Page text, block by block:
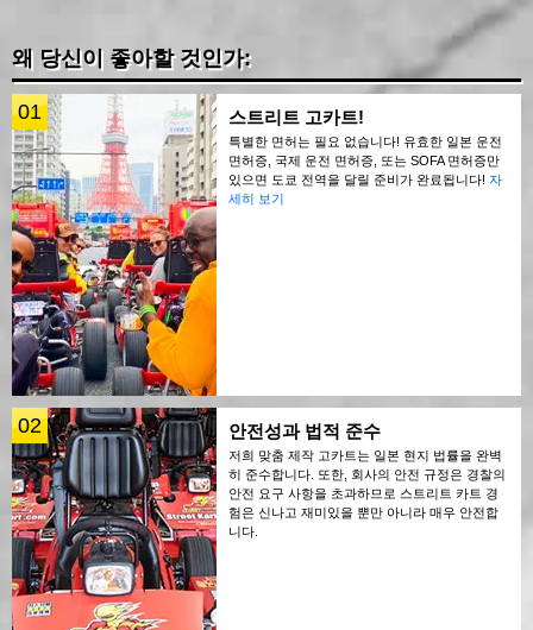
왜 당신이 좋아할 것인가:
01 스트리트 고카트!
특별한 면허는 필요 없습니다! 유효한 일본 운전
면허증, 국제 운전 면허증, 또는 SOFA 면허증만
있으면 도쿄 전역을 달릴 준비가 완료됩니다! 자
세히 보기
02 안전성과 법적 준수
저희 맞춤 제작 고카트는 일본 현지 법률을 완벽
히 준수합니다. 또한, 회사의 안전 규정은 경찰의
안전 요구 사항을 초과하므로 스트리트 카트 경
험은 신나고 재미있을 뿐만 아니라 매우 안전합
니다.